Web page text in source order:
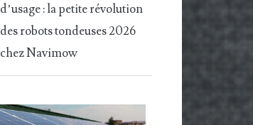
d’usage : la petite révolution
des robots tondeuses 2026
chez Navimow